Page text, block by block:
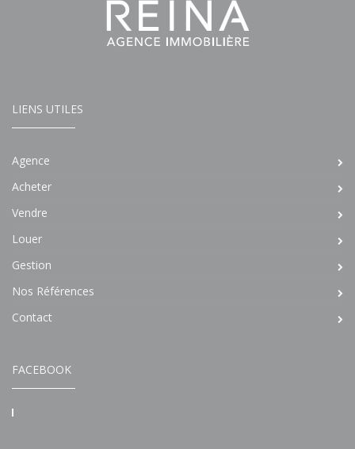
LIENS UTILES
Agence
Acheter
Vendre
Louer
Gestion
Nos Références
Contact
FACEBOOK